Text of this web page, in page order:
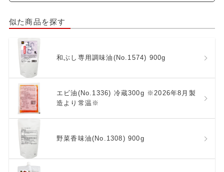
似た商品を探す
和ぶし専用調味油(No.1574) 900g
エビ油(No.1336) 冷蔵300g ※2026年8月製
造より常温※
野菜香味油(No.1308) 900g